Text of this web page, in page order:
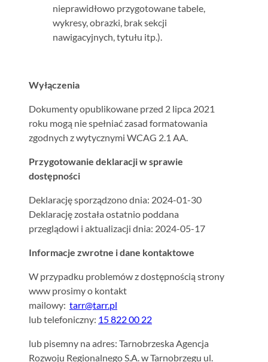
nieprawidłowo przygotowane tabele,
wykresy, obrazki, brak sekcji
nawigacyjnych, tytułu itp.).
Wyłączenia
Dokumenty opublikowane przed 2 lipca 2021
roku mogą nie spełniać zasad formatowania
zgodnych z wytycznymi WCAG 2.1 AA.
Przygotowanie deklaracji w sprawie
dostępności
Deklarację sporządzono dnia: 2024-01-30
Deklarację została ostatnio poddana
przeglądowi i aktualizacji dnia: 2024-05-17
Informacje zwrotne i dane kontaktowe
W przypadku problemów z dostępnością strony
www prosimy o kontakt
mailowy: tarr@tarr.pl
lub telefoniczny: 15 822 00 22
lub pisemny na adres: Tarnobrzeska Agencja
Rozwoju Regionalnego S.A. w Tarnobrzegu ul.